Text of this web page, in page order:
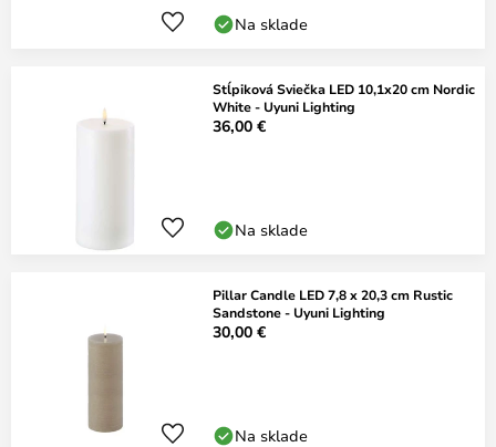
Na sklade
Stĺpiková Sviečka LED 10,1x20 cm Nordic
White - Uyuni Lighting
36,00 €
Na sklade
Pillar Candle LED 7,8 x 20,3 cm Rustic
Sandstone - Uyuni Lighting
30,00 €
Na sklade